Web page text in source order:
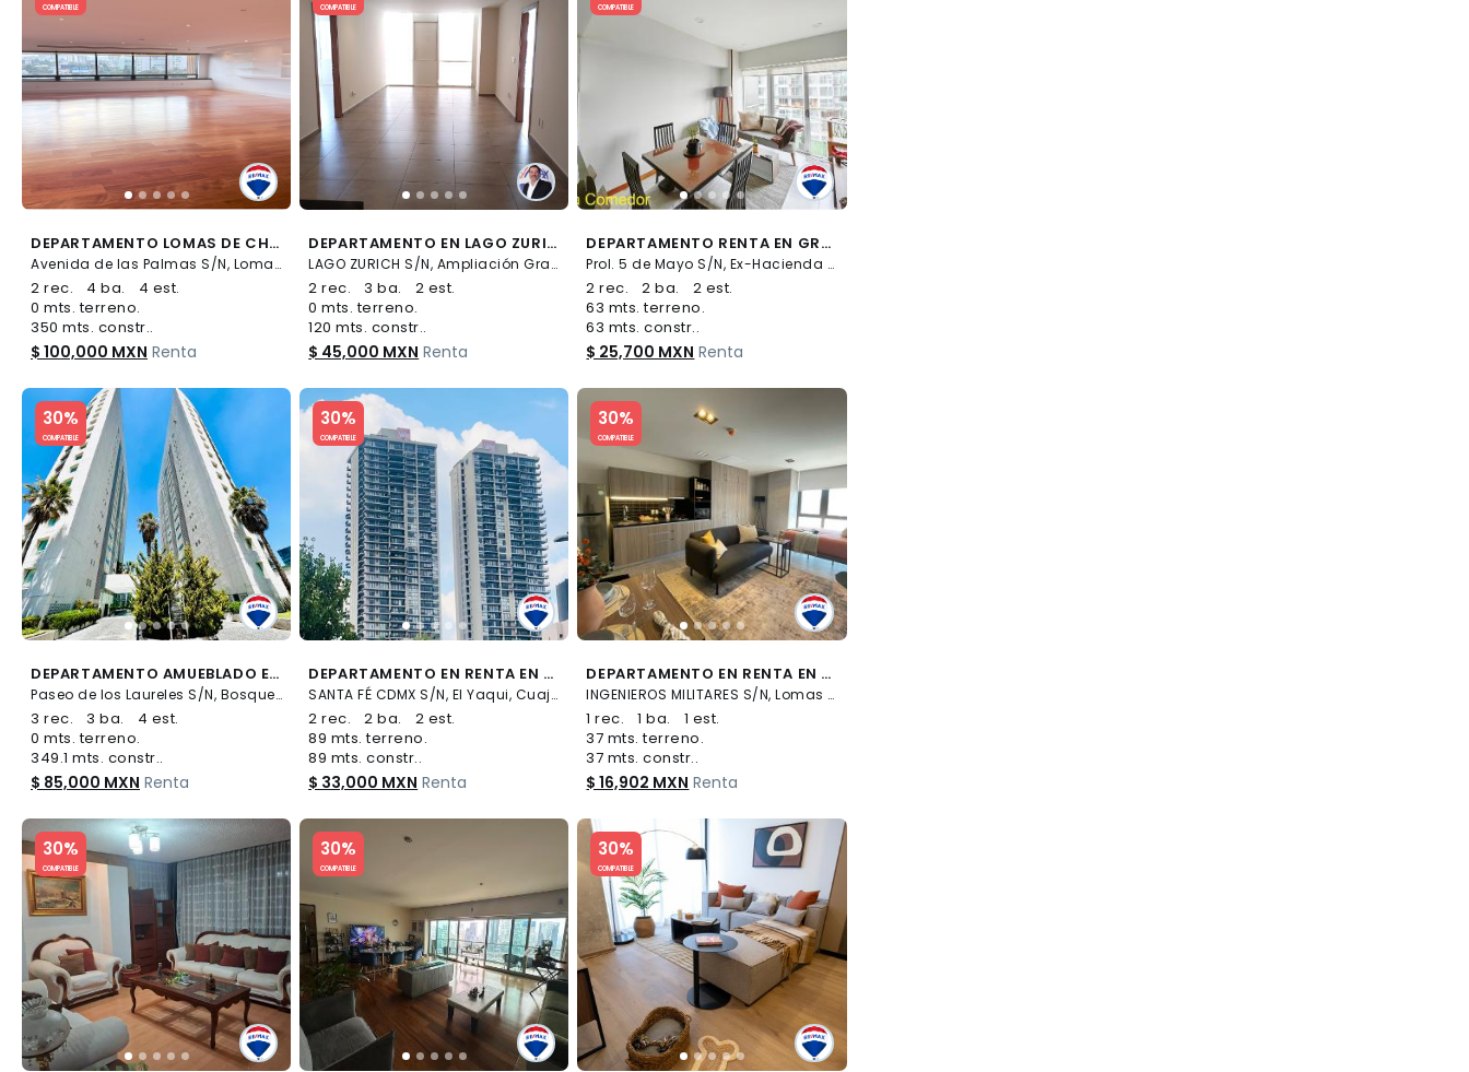
COMPATIBLE
DEPARTAMENTO LOMAS DE CHAPULTEPEC + AMENIDADES + 4 ESTACIONAMIENTOS - (34)
Avenida de las Palmas S/N, Lomas de Chapultepec I Sección, Miguel Hidalgo
2 rec. 4 ba.
4 est.
0 mts. terreno.
350 mts. constr..
$ 100,000 MXN Renta
COMPATIBLE
DEPARTAMENTO EN LAGO ZURICH AMPLIACIÓN GRANADA MIGUEL HIDALGO CDMX - (34)
LAGO ZURICH S/N, Ampliación Granada, Miguel Hidalgo
2 rec. 3 ba.
2 est.
0 mts. terreno.
120 mts. constr..
$ 45,000 MXN Renta
COMPATIBLE
DEPARTAMENTO RENTA EN GRAND TOWER CENTENARIO / 63M2 CON BALCÓN - (34)
Prol. 5 de Mayo S/N, Ex-Hacienda de Tarango, Álvaro Obregón
2 rec. 2 ba.
2 est.
63 mts. terreno.
63 mts. constr..
$ 25,700 MXN Renta
30%
COMPATIBLE
Slide 1 of 5
DEPARTAMENTO AMUEBLADO EN RNTA EN EL "SERVILLETERO" - (34)
Paseo de los Laureles S/N, Bosques de las Lomas, Cuajimalpa de Morelos
3 rec. 3 ba.
4 est.
0 mts. terreno.
349.1 mts. constr..
$ 85,000 MXN Renta
30%
COMPATIBLE
Slide 1 of 5
DEPARTAMENTO EN RENTA EN CDMX - (34)
SANTA FÉ CDMX S/N, El Yaqui, Cuajimalpa de Morelos
2 rec. 2 ba.
2 est.
89 mts. terreno.
89 mts. constr..
$ 33,000 MXN Renta
30%
COMPATIBLE
Slide 1 of 5
DEPARTAMENTO EN RENTA EN TOREO CON AMENIDADES - (34)
INGENIEROS MILITARES S/N, Lomas de Sotelo, Miguel Hidalgo
1 rec. 1 ba.
1 est.
37 mts. terreno.
37 mts. constr..
$ 16,902 MXN Renta
30%
COMPATIBLE
Slide 1 of 5
30%
COMPATIBLE
Slide 1 of 5
30%
COMPATIBLE
Slide 1 of 5